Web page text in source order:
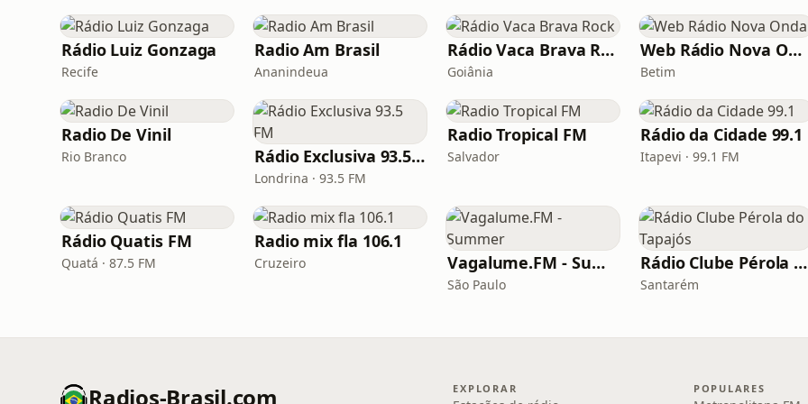
Rádio Luiz Gonzaga
Recife
Radio Am Brasil
Ananindeua
Rádio Vaca Brava Rock
Goiânia
Web Rádio Nova Onda
Betim
Radio De Vinil
Rio Branco Rádio Exclusiva 93.5 FM
Londrina · 93.5 FM
Radio Tropical FM
Salvador
Rádio da Cidade 99.1
Itapevi · 99.1 FM
Rádio Quatis FM
Quatá · 87.5 FM
Radio mix fla 106.1
Cruzeiro Vagalume.FM - Summer
São Paulo
Rádio Clube Pérola do Tapajós
Santarém
Radios-Brasil.com EXPLORAR POPULARES